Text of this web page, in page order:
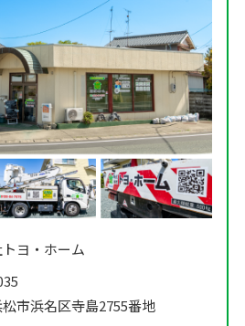
ヨ・ホーム
市浜名区寺島2755番地